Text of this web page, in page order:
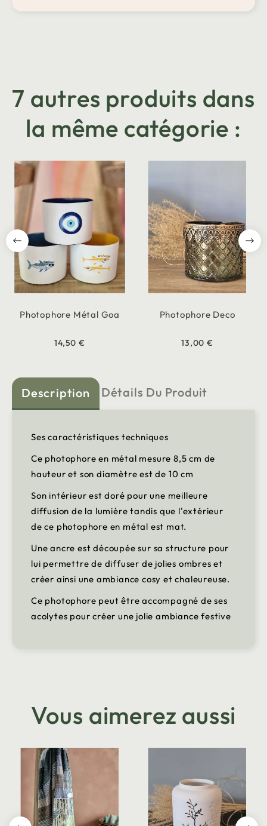
7 autres produits dans
la même catégorie :
Photophore Métal Goa
14,50 €
Photophore Deco
13,00 €
Description Détails Du Produit
Ses caractéristiques techniques
Ce photophore en métal mesure 8,5 cm de
hauteur et son diamètre est de 10 cm
Son intérieur est doré pour une meilleure
diffusion de la lumière tandis que l'extérieur
de ce photophore en métal est mat.
Une ancre est découpée sur sa structure pour
lui permettre de diffuser de jolies ombres et
créer ainsi une ambiance cosy et chaleureuse.
Ce photophore peut être accompagné de ses
acolytes pour créer une jolie ambiance festive
Vous aimerez aussi